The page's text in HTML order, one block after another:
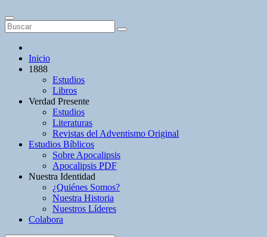
Inicio
1888
Estudios
Libros
Verdad Presente
Estudios
Literaturas
Revistas del Adventismo Original
Estudios Bíblicos
Sobre Apocalipsis
Apocalipsis PDF
Nuestra Identidad
¿Quiénes Somos?
Nuestra Historia
Nuestros Líderes
Colabora